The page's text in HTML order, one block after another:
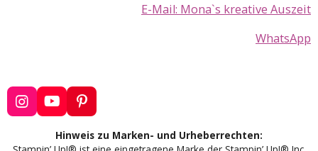
E-Mail: Mona`s kreative Auszeit
WhatsApp
I
n
t
Y
o
u
T
P
i
n
t
Hinweis zu Marken- und Urheberrechten: